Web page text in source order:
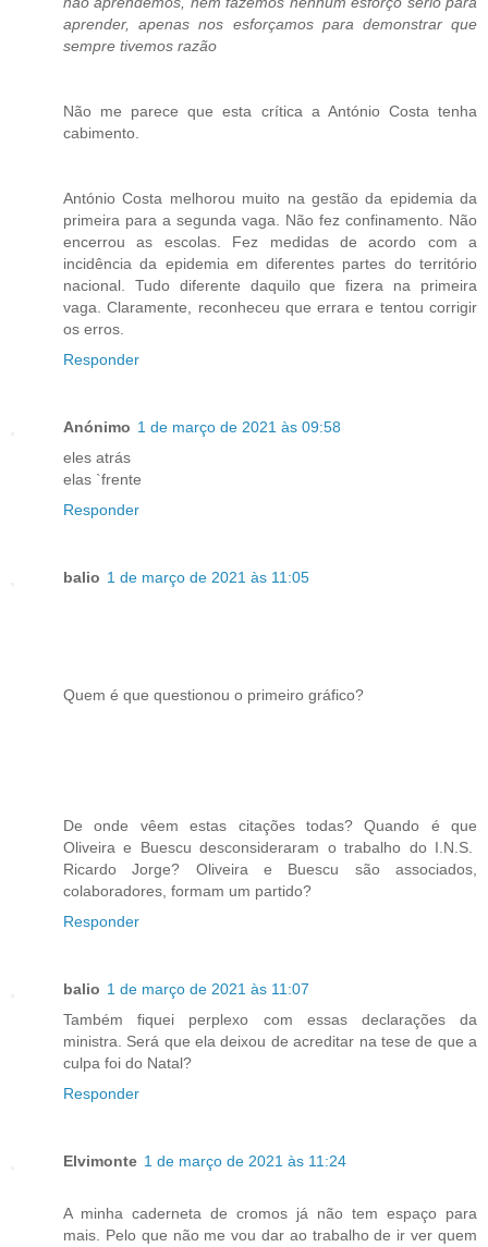
aprender, apenas nos esforçamos para demonstrar que
sempre tivemos razão
Não me parece que esta crítica a António Costa tenha
cabimento.
António Costa melhorou muito na gestão da epidemia da
primeira para a segunda vaga. Não fez confinamento. Não
encerrou as escolas. Fez medidas de acordo com a
incidência da epidemia em diferentes partes do território
nacional. Tudo diferente daquilo que fizera na primeira
vaga. Claramente, reconheceu que errara e tentou corrigir
os erros.
Responder
Anónimo 1 de março de 2021 às 09:58
eles atrás
elas `frente
Responder
balio 1 de março de 2021 às 11:05
Quem é que questionou o primeiro gráfico?
De onde vêem estas citações todas? Quando é que
Oliveira e Buescu desconsideraram o trabalho do I.N.S.
Ricardo Jorge? Oliveira e Buescu são associados,
colaboradores, formam um partido?
Responder
balio 1 de março de 2021 às 11:07
Também fiquei perplexo com essas declarações da
ministra. Será que ela deixou de acreditar na tese de que a
culpa foi do Natal?
Responder
Elvimonte 1 de março de 2021 às 11:24
A minha caderneta de cromos já não tem espaço para
mais. Pelo que não me vou dar ao trabalho de ir ver quem